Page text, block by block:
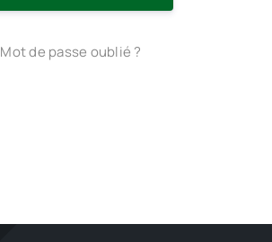
Mot de passe oublié ?